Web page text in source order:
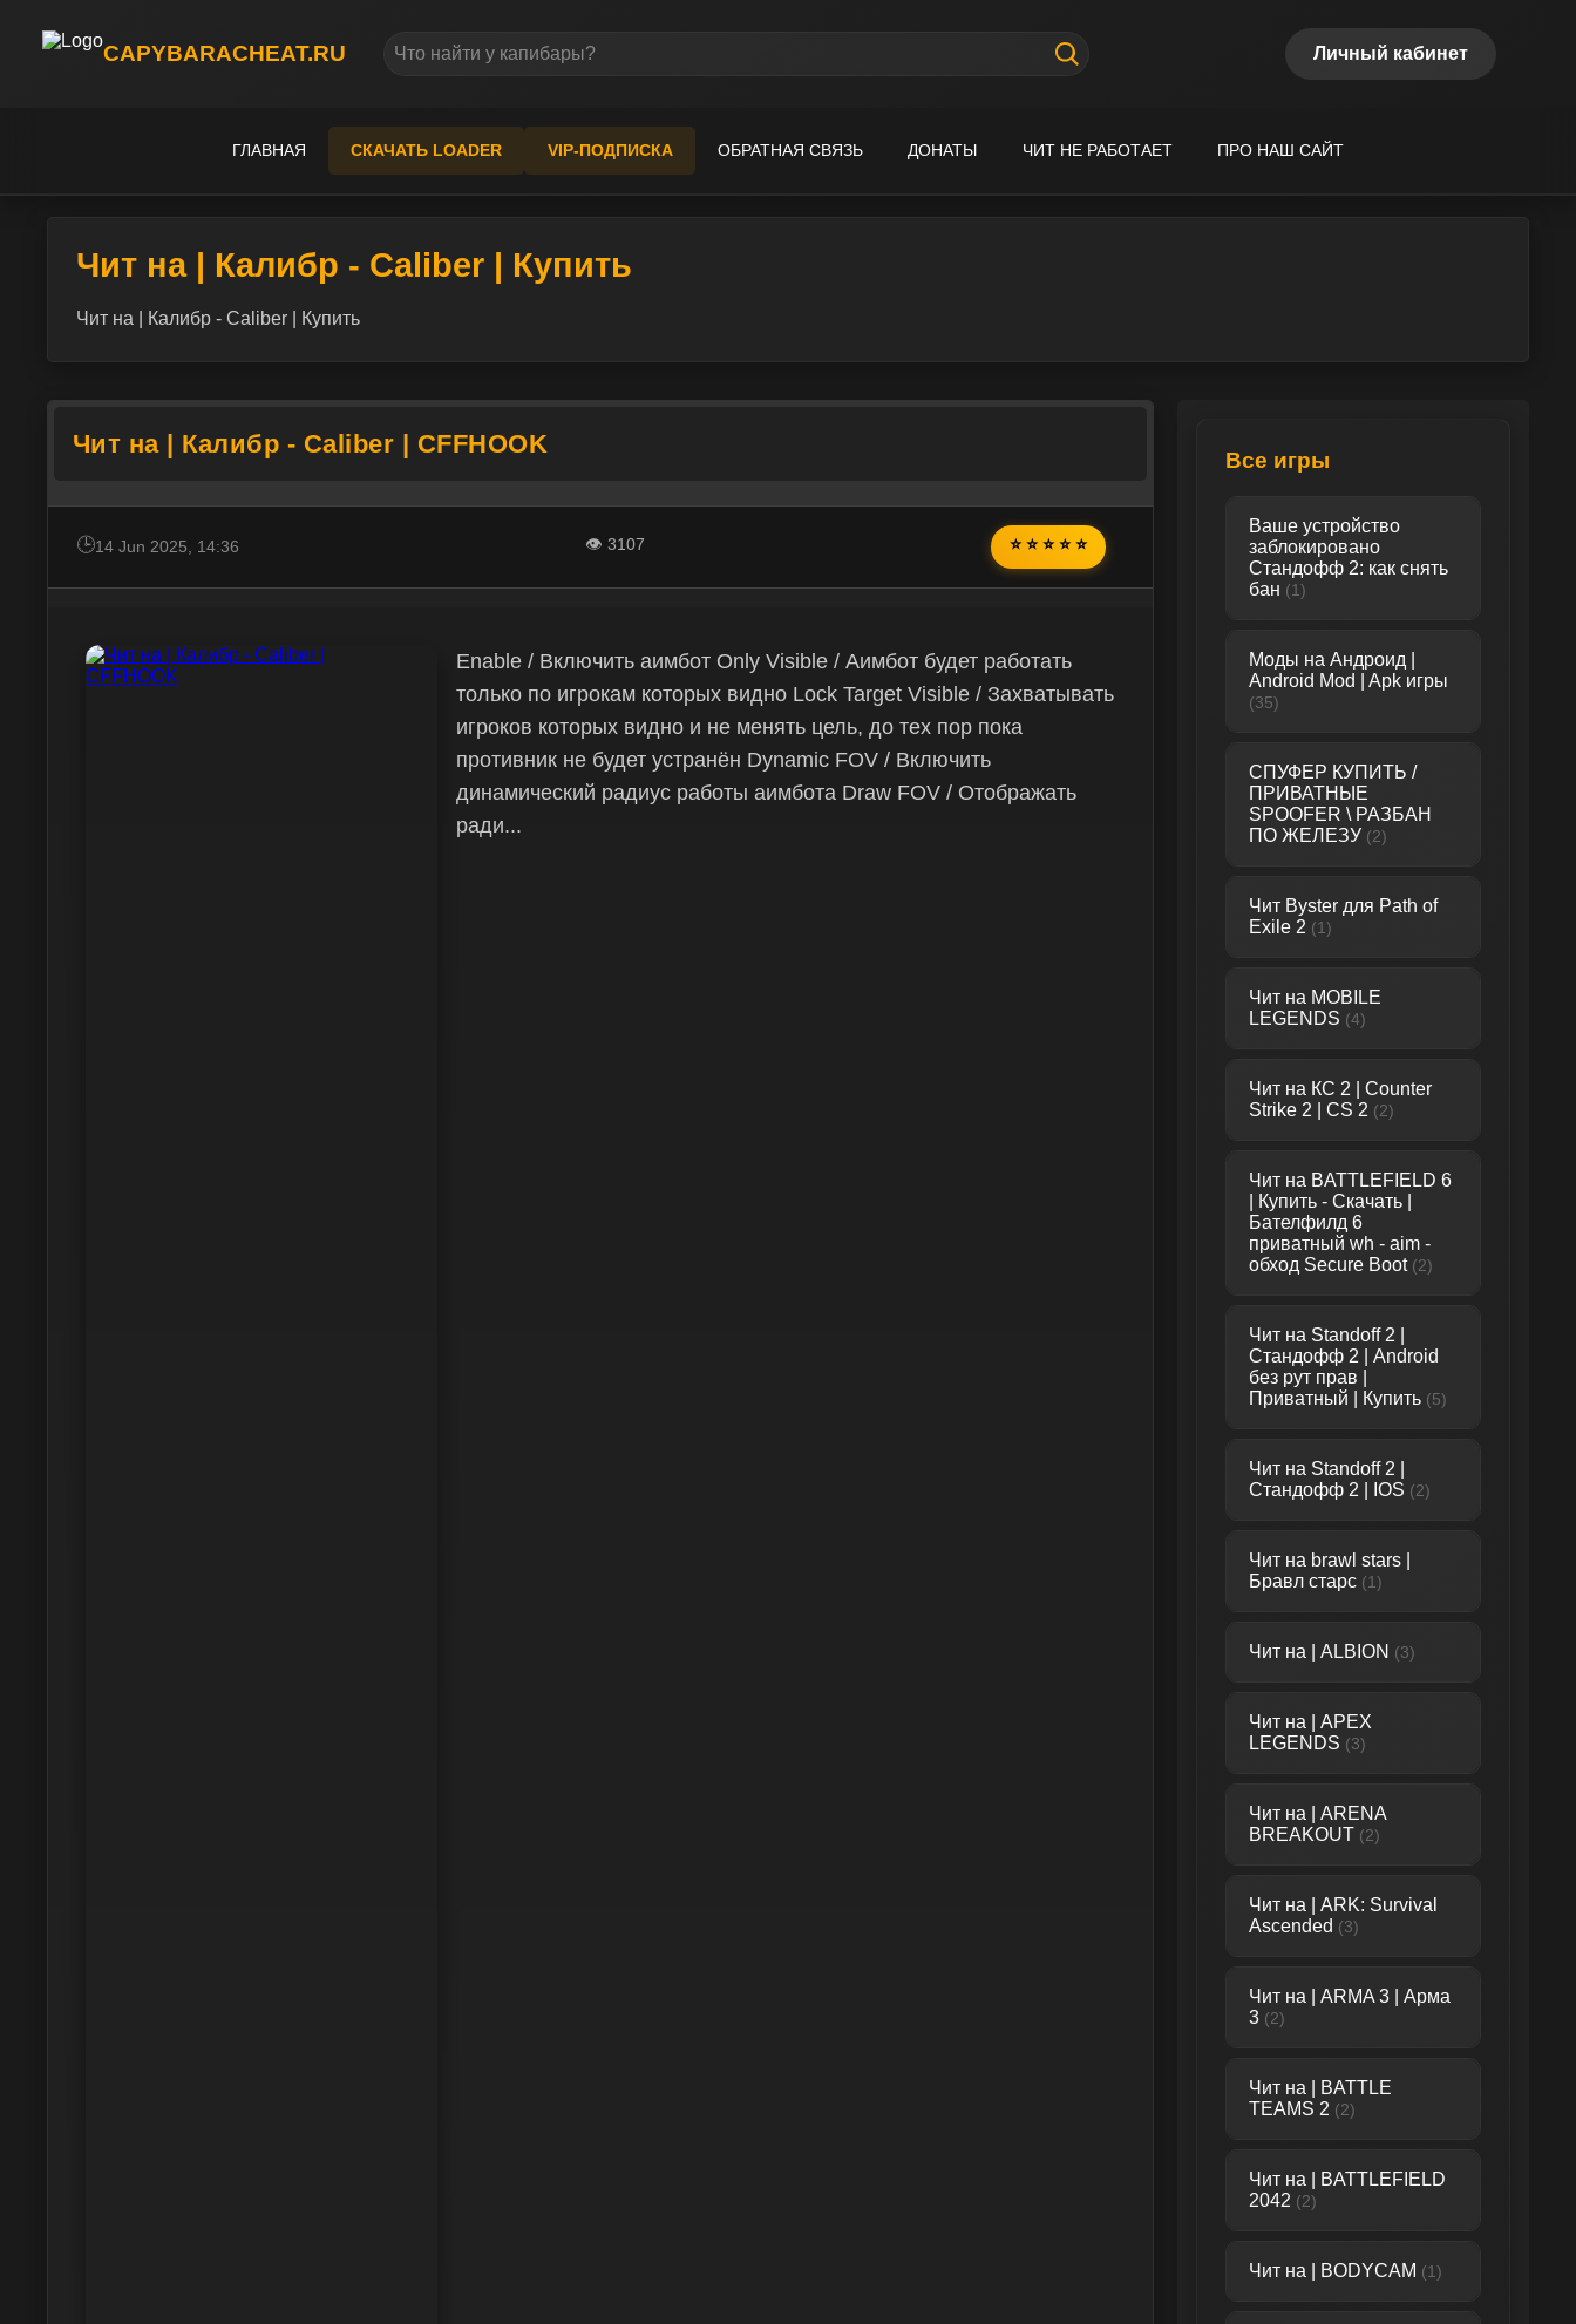
CAPYBARACHEAT.RU Личный кабинет
ГЛАВНАЯ СКАЧАТЬ LOADER VIP-ПОДПИСКА ОБРАТНАЯ СВЯЗЬ ДОНАТЫ ЧИТ НЕ РАБОТАЕТ ПРО НАШ САЙТ
Чит на | Калибр - Caliber | Купить
Чит на | Калибр - Caliber | Купить
Чит на | Калибр - Caliber | CFFHOOK
14 Jun 2025, 14:36 👁 3107 ⭐ ⭐ ⭐ ⭐ ⭐
Enable / Включить аимбот Only Visible / Аимбот будет работать
только по игрокам которых видно Lock Target Visible / Захватывать
игроков которых видно и не менять цель, до тех пор пока
противник не будет устранён Dynamic FOV / Включить
динамический радиус работы аимбота Draw FOV / Отображать
ради...
Все игры
Ваше устройство
заблокировано
Стандофф 2: как снять
бан (1)
Моды на Андроид |
Android Mod | Apk игры
(35)
СПУФЕР КУПИТЬ /
ПРИВАТНЫЕ
SPOOFER \ РАЗБАН
ПО ЖЕЛЕЗУ (2)
Чит Byster для Path of
Exile 2 (1)
Чит на MOBILE
LEGENDS (4)
Чит на КС 2 | Counter
Strike 2 | CS 2 (2)
Чит на BATTLEFIELD 6
| Купить - Скачать |
Бателфилд 6
приватный wh - aim -
обход Secure Boot (2)
Чит на Standoff 2 |
Стандофф 2 | Android
без рут прав |
Приватный | Купить (5)
Чит на Standoff 2 |
Стандофф 2 | IOS (2)
Чит на brawl stars |
Бравл старс (1)
Чит на | ALBION (3)
Чит на | APEX
LEGENDS (3)
Чит на | ARENA
BREAKOUT (2)
Чит на | ARK: Survival
Ascended (3)
Чит на | ARMA 3 | Арма
3 (2)
Чит на | BATTLE
TEAMS 2 (2)
Чит на | BATTLEFIELD
2042 (2)
Чит на | BODYCAM (1)